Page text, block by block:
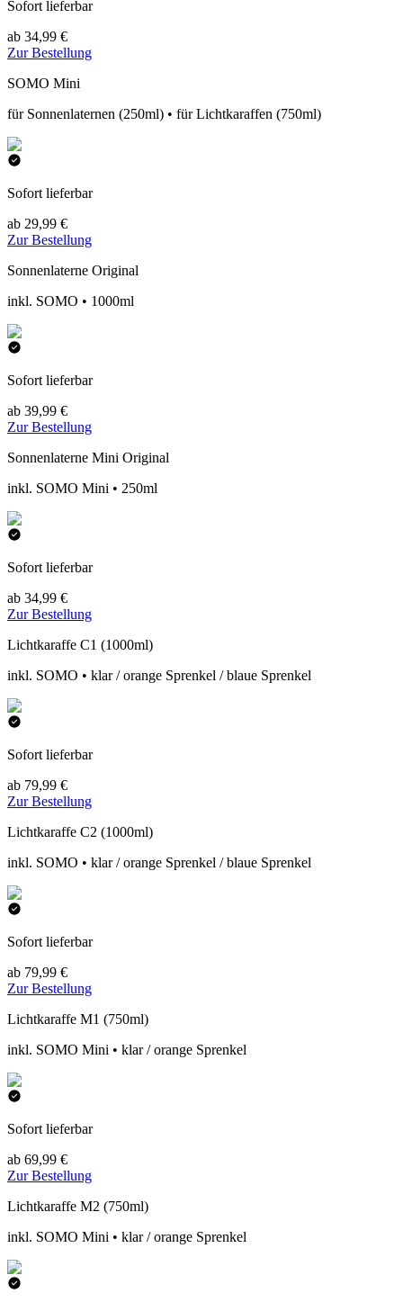
Sofort lieferbar
ab 34,99 €
Zur Bestellung
SOMO Mini
für Sonnenlaternen (250ml) • für Lichtkaraffen (750ml)
Sofort lieferbar
ab 29,99 €
Zur Bestellung
Sonnenlaterne Original
inkl. SOMO • 1000ml
Sofort lieferbar
ab 39,99 €
Zur Bestellung
Sonnenlaterne Mini Original
inkl. SOMO Mini • 250ml
Sofort lieferbar
ab 34,99 €
Zur Bestellung
Lichtkaraffe C1 (1000ml)
inkl. SOMO • klar / orange Sprenkel / blaue Sprenkel
Sofort lieferbar
ab 79,99 €
Zur Bestellung
Lichtkaraffe C2 (1000ml)
inkl. SOMO • klar / orange Sprenkel / blaue Sprenkel
Sofort lieferbar
ab 79,99 €
Zur Bestellung
Lichtkaraffe M1 (750ml)
inkl. SOMO Mini • klar / orange Sprenkel
Sofort lieferbar
ab 69,99 €
Zur Bestellung
Lichtkaraffe M2 (750ml)
inkl. SOMO Mini • klar / orange Sprenkel